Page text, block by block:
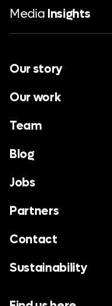
Media Insights
Our story
Our work
Team
Blog
Jobs
Partners
Contact
Sustainability